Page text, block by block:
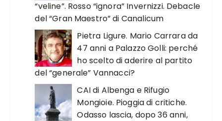
“veline”. Rosso “ignora” Invernizzi. Debacle
del “Gran Maestro” di Canalicum
Pietra Ligure. Mario Carrara da
47 anni a Palazzo Golli: perché
ho scelto di aderire al partito
del “generale” Vannacci?
CAI di Albenga e Rifugio
Mongioie. Pioggia di critiche.
Odasso lascia, dopo 36 anni,